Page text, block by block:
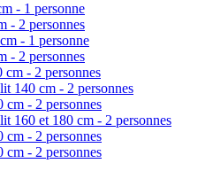
- 1 personne
- 2 personnes
- 1 personne
- 2 personnes
- 2 personnes
140 cm - 2 personnes
cm - 2 personnes
160 et 180 cm - 2 personnes
cm - 2 personnes
cm - 2 personnes